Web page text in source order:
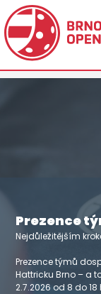
Prezence
Nejdůležitějším
Prezence týmů
Hattricku Brno – a
2.7.2026 od 8 do